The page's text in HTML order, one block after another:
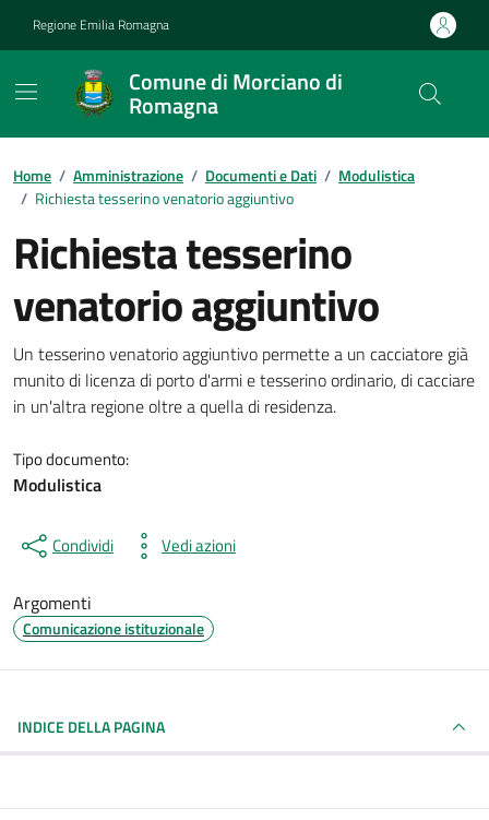
Regione Emilia Romagna
Comune di Morciano di
Romagna
Contenuti in evidenza
Home / Amministrazione / Documenti e Dati / Modulistica
/ Richiesta tesserino venatorio aggiuntivo
Richiesta tesserino
venatorio aggiuntivo
Dettagli del documento
Un tesserino venatorio aggiuntivo permette a un cacciatore già
munito di licenza di porto d'armi e tesserino ordinario, di cacciare
in un'altra regione oltre a quella di residenza.
Tipo documento:
Modulistica
Condividi Vedi azioni
Argomenti
Comunicazione istituzionale
INDICE DELLA PAGINA